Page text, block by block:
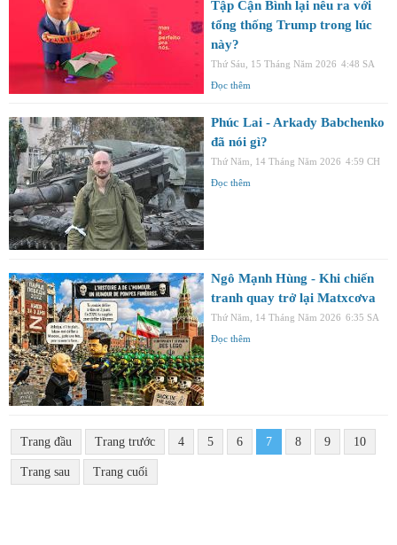
Tập Cận Bình lại nêu ra với
tổng thống Trump trong lúc
này?
Thứ Sáu, 15 Tháng Năm 2026 4:48 SA
Đọc thêm
Phúc Lai - Arkady Babchenko
đã nói gì?
Thứ Năm, 14 Tháng Năm 2026 4:59 CH
Đọc thêm
Ngô Mạnh Hùng - Khi chiến
tranh quay trở lại Matxcơva
Thứ Năm, 14 Tháng Năm 2026 6:35 SA
Đọc thêm
Trang đầu Trang trước 4 5 6 7 8 9 10
Trang sau Trang cuối